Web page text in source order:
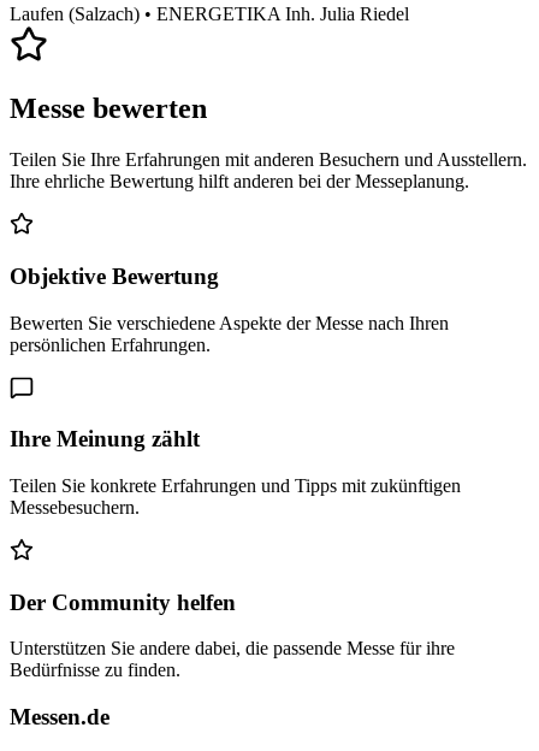
Laufen (Salzach) • ENERGETIKA Inh. Julia Riedel
Messe bewerten
Teilen Sie Ihre Erfahrungen mit anderen Besuchern und Ausstellern.
Ihre ehrliche Bewertung hilft anderen bei der Messeplanung.
Objektive Bewertung
Bewerten Sie verschiedene Aspekte der Messe nach Ihren
persönlichen Erfahrungen.
Ihre Meinung zählt
Teilen Sie konkrete Erfahrungen und Tipps mit zukünftigen
Messebesuchern.
Der Community helfen
Unterstützen Sie andere dabei, die passende Messe für ihre
Bedürfnisse zu finden.
Messen.de